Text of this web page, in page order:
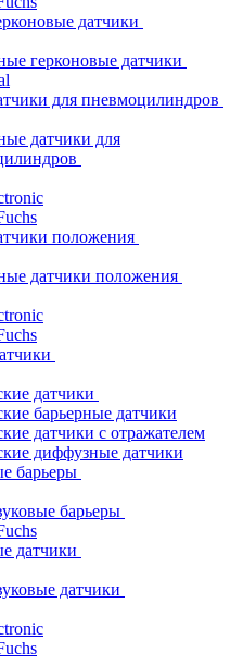
датчики
герконовые датчики
для пневмоцилиндров
датчики для
положения
датчики положения
датчики
барьерные датчики
датчики с отражателем
диффузные датчики
барьеры
барьеры
датчики
датчики